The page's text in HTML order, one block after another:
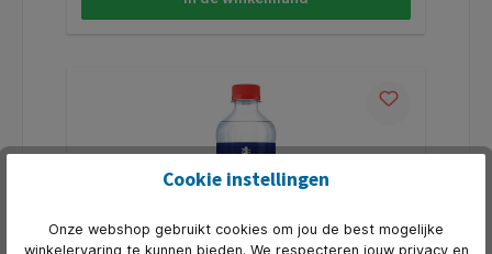
Cookie instellingen
Onze webshop gebruikt cookies om jou de best mogelijke
winkelervaring te kunnen bieden. We respecteren jouw privacy en